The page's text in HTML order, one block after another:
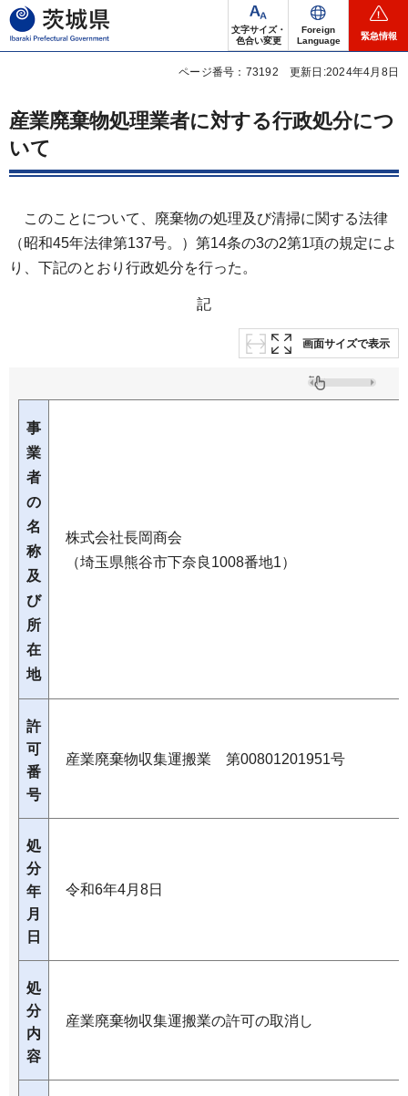
茨城県
文字サイズ・
色合い変更
Foreign
Language
緊急情報
ページ番号：73192 更新日:2024年4月8日
産業廃棄物処理業者に対する行政処分につ
いて
このことについて、廃棄物の処理及び清掃に関する法律
（昭和45年法律第137号。）第14条の3の2第1項の規定によ
り、下記のとおり行政処分を行った。
記
画面サイズで表示
事
業
者
の
名
称
及
び
所
在
地
株式会社長岡商会
（埼玉県熊谷市下奈良1008番地1）
許
可
番
号
産業廃棄物収集運搬業 第00801201951号
処
分
年
月
日
令和6年4月8日
処
分
内
容
産業廃棄物収集運搬業の許可の取消し